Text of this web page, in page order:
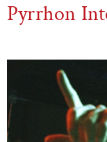
Pyrrhon